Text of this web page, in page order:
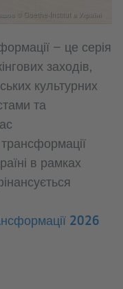
© Goethe-Institut в Україні
— це серія
заходів,
культурних
та
в рамках
2026